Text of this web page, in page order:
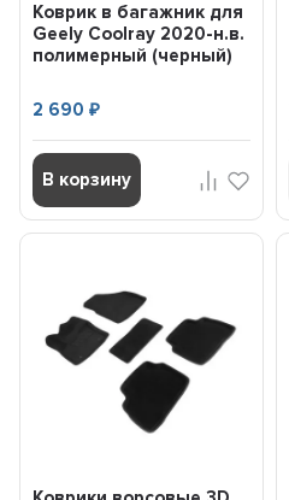
Коврик в багажник для
Geely Coolray 2020-н.в.
полимерный (черный)
2 690₽
В корзину